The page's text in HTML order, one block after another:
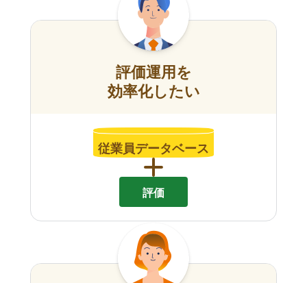
評価運用を
効率化したい
従業員データベース
評価